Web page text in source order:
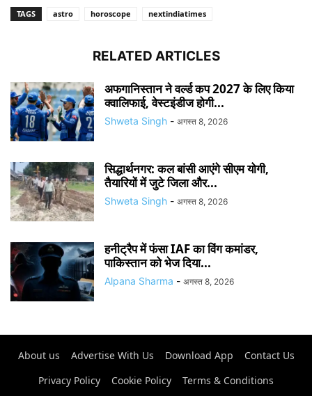
TAGS astro horoscope nextindiatimes
RELATED ARTICLES
अफगानिस्तान ने वर्ल्ड कप 2027 के लिए किया
क्वालिफाई, वेस्टइंडीज होगी...
Shweta Singh - अगस्त 8, 2026
सिद्धार्थनगर: कल बांसी आएंगे सीएम योगी,
तैयारियों में जुटे जिला और...
Shweta Singh - अगस्त 8, 2026
हनीट्रैप में फंसा IAF का विंग कमांडर,
पाकिस्तान को भेज दिया...
Alpana Sharma - अगस्त 8, 2026
About us Advertise With Us Download App
Contact Us
Privacy Policy
Cookie Policy Terms & Conditions